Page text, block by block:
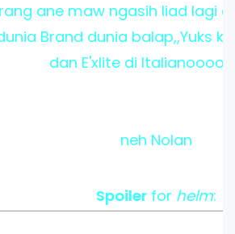
ane maw ngasih liad lagi
Brand dunia balap,,Yuks
dan E'xlite di
neh Nolan
Spoilerfor helm: